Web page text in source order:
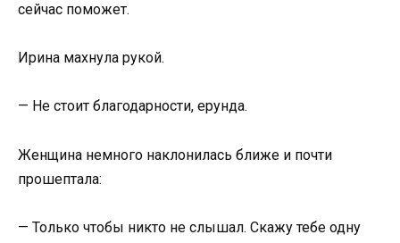
сейчас поможет.
Ирина махнула рукой.
— Не стоит благодарности, ерунда.
Женщина немного наклонилась ближе и почти
прошептала:
— Только чтобы никто не слышал. Скажу тебе одну